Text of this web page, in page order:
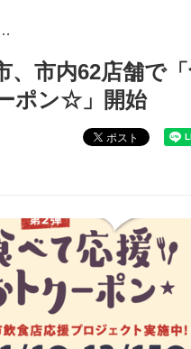
岡県筑後市、市内62店舗で「食
、市内62店舗で
ポン☆」開始
ポスト